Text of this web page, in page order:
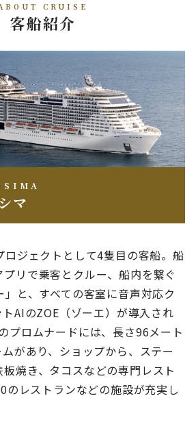
CRUISE
客船紹介
マ
ロジェクトとして4隻目の客船。船
リで乗客とクルー、船内を繋ぐ
」と、すべての客室に音声対応ク
AIのZOE（ゾーエ）が導入され
プロムナードには、長さ96メート
があり、ショップから、ステー
焼き、タコスなどの専門レスト
のレストランなどの施設が充実し